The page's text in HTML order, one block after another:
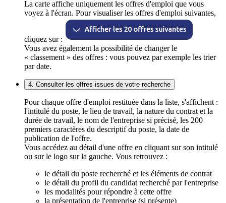
La carte affiche uniquement les offres d'emploi que vous
voyez à l'écran. Pour visualiser les offres d'emploi suivantes,
cliquez sur :
Vous avez également la possibilité de changer le
« classement » des offres : vous pouvez par exemple les trier
par date.
4. Consulter les offres issues de votre recherche
Pour chaque offre d'emploi restituée dans la liste, s'affichent :
l'intitulé du poste, le lieu de travail, la nature du contrat et la
durée de travail, le nom de l'entreprise si précisé, les 200
premiers caractères du descriptif du poste, la date de
publication de l'offre.
Vous accédez au détail d'une offre en cliquant sur son intitulé
ou sur le logo sur la gauche. Vous retrouvez :
le détail du poste recherché et les éléments de contrat
le détail du profil du candidat recherché par l'entreprise
les modalités pour répondre à cette offre
la présentation de l'entreprise (si présente)